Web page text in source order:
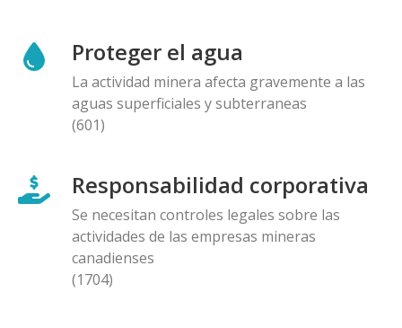
Proteger el agua
La actividad minera afecta gravemente a las
aguas superficiales y subterraneas
(601)
Responsabilidad corporativa
Se necesitan controles legales sobre las
actividades de las empresas mineras
canadienses
(1704)